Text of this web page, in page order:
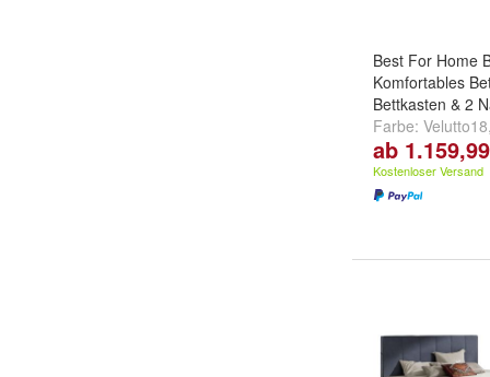
Best For Home
Komfortables
Bettkasten & 2
Farbe: Velutto18,
Velutto14und
ab
Kostenloser Versand